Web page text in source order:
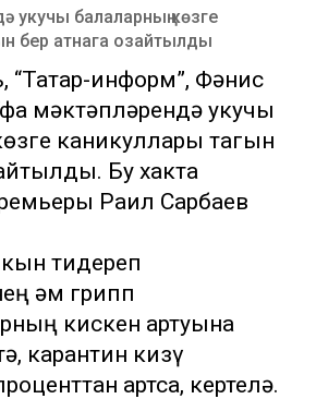
укучы балаларның көзге
бер атнага озайтылды
“Татар-информ”, Фәнис
мәктәпләрендә укучы
каникуллары тагын
Бу хакта
Раил Сарбаев
тидереп
һәм грипп
кискен артуына
карантин кизү
артса, кертелә.